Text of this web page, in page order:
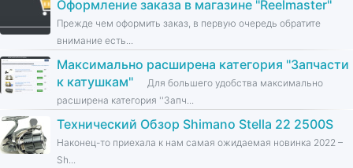
Оформление заказа в магазине ''Reelmaster''
Прежде чем оформить заказ, в первую очередь обратите
внимание есть...
Максимально расширена категория ''Запчасти
к катушкам''
Для большего удобства максимально
расширена категория ''Запч...
Технический Обзор Shimano Stella 22 2500S
Наконец-то приехала к нам самая ожидаемая новинка 2022 –
Sh...